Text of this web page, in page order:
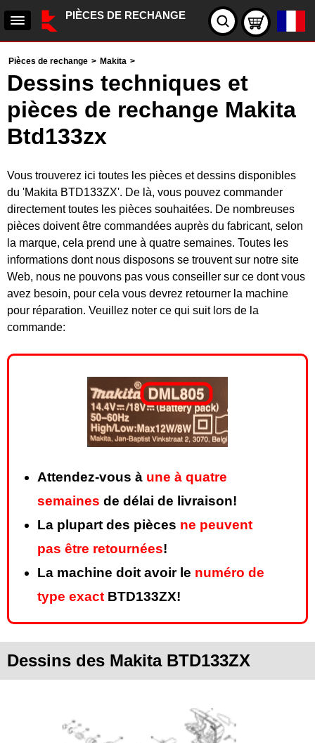
PIÈCES DE RECHANGE
Pièces de rechange > Makita >
Dessins techniques et
pièces de rechange Makita
Btd133zx
Vous trouverez ici toutes les pièces et dessins disponibles
du 'Makita BTD133ZX'. De là, vous pouvez commander
directement toutes les pièces souhaitées. De nombreuses
pièces doivent être commandées auprès du fabricant, selon
la marque, cela prend une à quatre semaines. Toutes les
informations dont nous disposons se trouvent sur notre site
Web, nous ne pouvons pas vous conseiller sur ce dont vous
avez besoin, pour cela vous devrez retourner la machine
pour réparation. Veuillez noter ce qui suit lors de la
commande:
Attendez-vous à une à quatre
semaines de délai de livraison!
La plupart des pièces ne peuvent
pas être retournées!
La machine doit avoir le numéro de
type exact BTD133ZX!
Dessins des Makita BTD133ZX